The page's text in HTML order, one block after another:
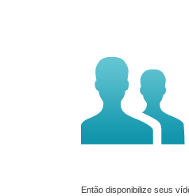
Então disponibilize seus